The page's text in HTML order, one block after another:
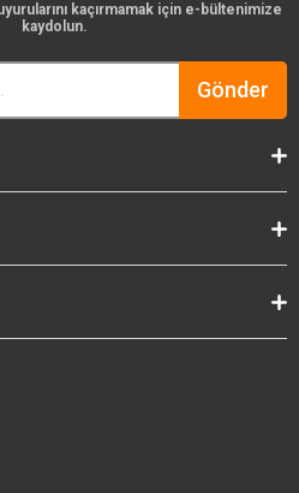
kaçırmamak için e-bültenimize
kaydolun.
Gönder